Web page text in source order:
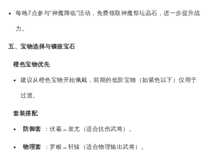
每晚7点参与“神魔降临”活动，免费领取神魔祭坛晶石，进一步提升战
力。
五、宝物选择与镶嵌宝石
橙色宝物优先
建议从橙色宝物开始佩戴，前期的低阶宝物（如紫色以下）仅用于
过渡。
套装搭配
防御套 ：伏羲→蚩尤（适合抗伤武将）。
物理套 ：罗睺→轩辕（适合物理输出武将）。